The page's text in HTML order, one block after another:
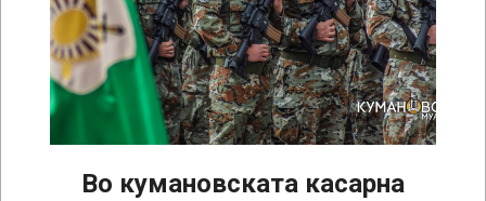
Во кумановската касарна